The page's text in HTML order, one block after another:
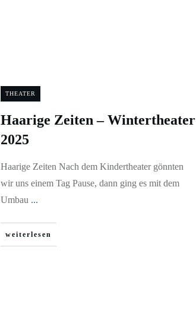
THEATER
Haarige Zeiten – Wintertheater
2025
Haarige Zeiten Nach dem Kindertheater gönnten
wir uns einem Tag Pause, dann ging es mit dem
Umbau ...
weiterlesen